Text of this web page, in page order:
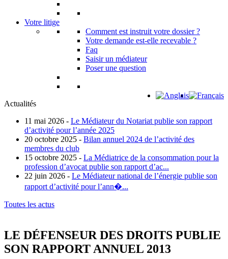
Votre litige
Comment est instruit votre dossier ?
Votre demande est-elle recevable ?
Faq
Saisir un médiateur
Poser une question
Actualités
11 mai 2026 - Le Médiateur du Notariat publie son rapport
d’activité pour l’année 2025
20 octobre 2025 - Bilan annuel 2024 de l’activité des
membres du club
15 octobre 2025 - La Médiatrice de la consommation pour la
profession d’avocat publie son rapport d’ac...
22 juin 2026 - Le Médiateur national de l’énergie publie son
rapport d’activité pour l’ann�...
Toutes les actus
LE DÉFENSEUR DES DROITS PUBLIE
SON RAPPORT ANNUEL 2013